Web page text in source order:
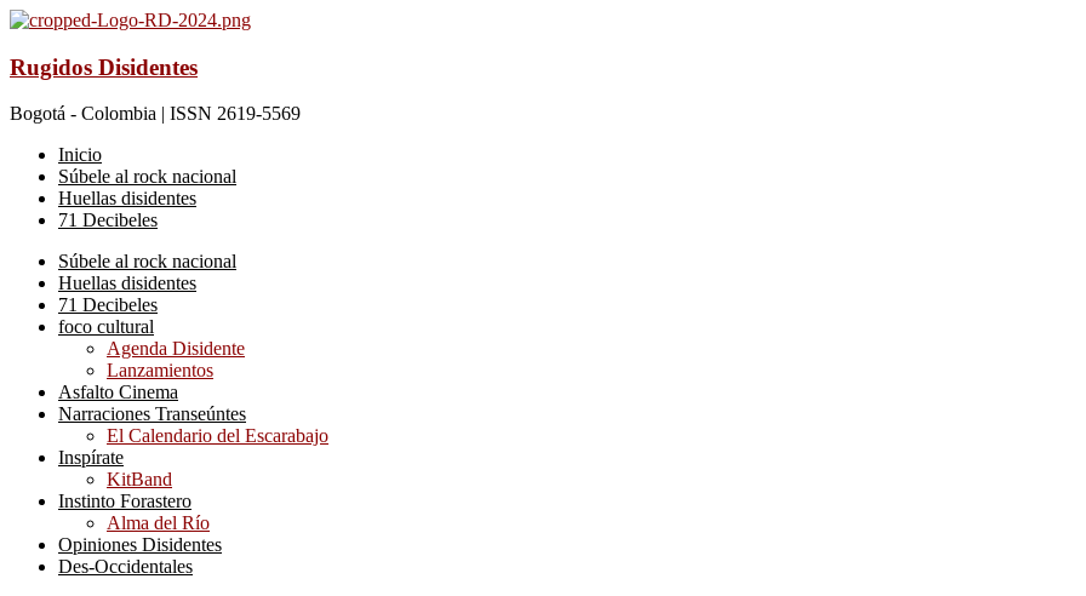
Rugidos Disidentes
Bogotá - Colombia | ISSN 2619-5569
Inicio
Súbele al rock nacional
Huellas disidentes
71 Decibeles
Súbele al rock nacional
Huellas disidentes
71 Decibeles
foco cultural
Agenda Disidente
Lanzamientos
Asfalto Cinema
Narraciones Transeúntes
El Calendario del Escarabajo
Inspírate
KitBand
Instinto Forastero
Alma del Río
Opiniones Disidentes
Des-Occidentales